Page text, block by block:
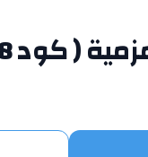
( كود 0008 )